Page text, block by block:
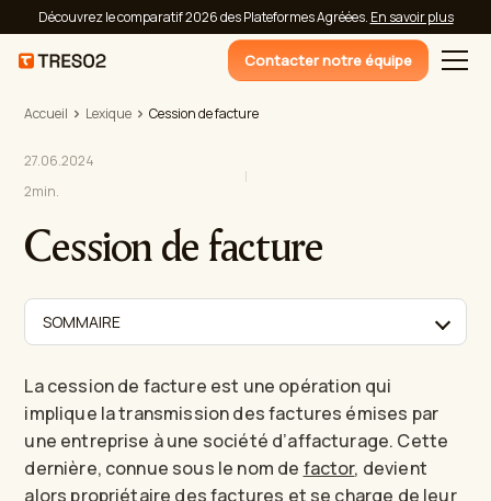
Découvrez le comparatif 2026 des Plateformes Agréées. En savoir plus
Contacter notre équipe
Accueil Lexique Cession de facture
27.06.2024
2min.
Cession de facture
SOMMAIRE
La cession de facture est une opération qui
implique la transmission des factures émises par
une entreprise à une société d’affacturage. Cette
dernière, connue sous le nom de factor, devient
alors propriétaire des factures et se charge de leur